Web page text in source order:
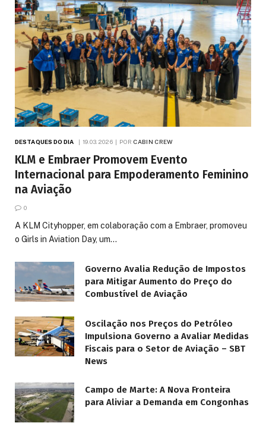
DESTAQUES DO DIA 19.03.2026 POR CABIN CREW
KLM e Embraer Promovem Evento
Internacional para Empoderamento Feminino
na Aviação
0
A KLM Cityhopper, em colaboração com a Embraer, promoveu
o Girls in Aviation Day, um…
Governo Avalia Redução de Impostos
para Mitigar Aumento do Preço do
Combustível de Aviação
Oscilação nos Preços do Petróleo
Impulsiona Governo a Avaliar Medidas
Fiscais para o Setor de Aviação – SBT
News
Campo de Marte: A Nova Fronteira
para Aliviar a Demanda em Congonhas